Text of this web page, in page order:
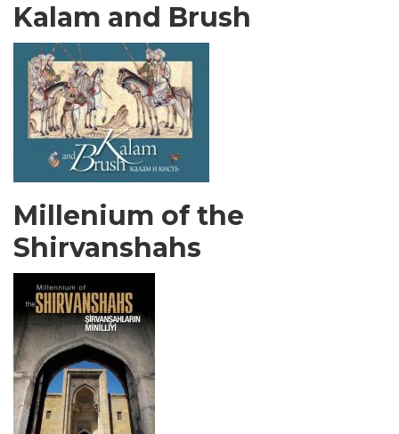
Kalam and Brush
Millenium of the
Shirvanshahs